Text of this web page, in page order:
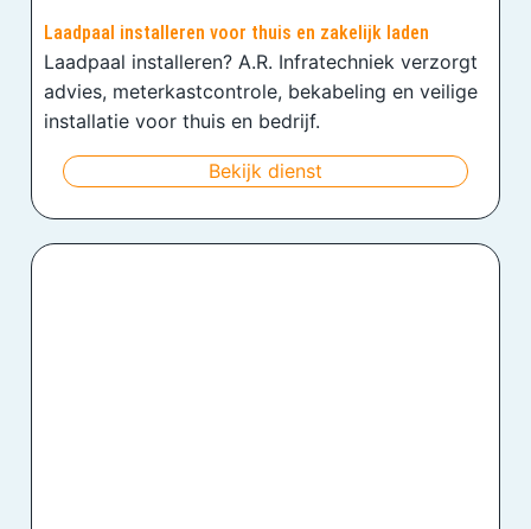
Laadpaal installeren voor thuis en zakelijk laden
Laadpaal installeren? A.R. Infratechniek verzorgt
advies, meterkastcontrole, bekabeling en veilige
installatie voor thuis en bedrijf.
Bekijk dienst